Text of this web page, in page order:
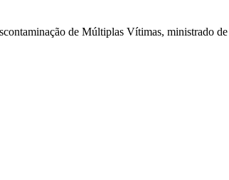
de Múltiplas Vítimas, ministrado